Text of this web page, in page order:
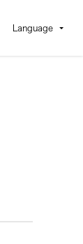
Language